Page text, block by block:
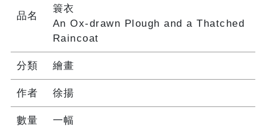
品名
簑衣
An Ox-drawn Plough and a Thatched
Raincoat
分類 繪畫
作者 徐揚
數量 一幅